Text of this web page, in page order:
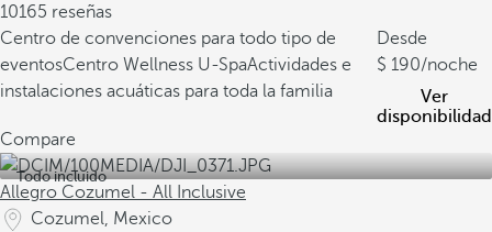
10165 reseñas
Centro de convenciones para todo tipo de
eventosCentro Wellness U-SpaActividades e
instalaciones acuáticas para toda la familia
Desde
190/noche
Ver
disponibilidad
Compare
Todo incluido
Allegro Cozumel - All Inclusive
Cozumel, Mexico